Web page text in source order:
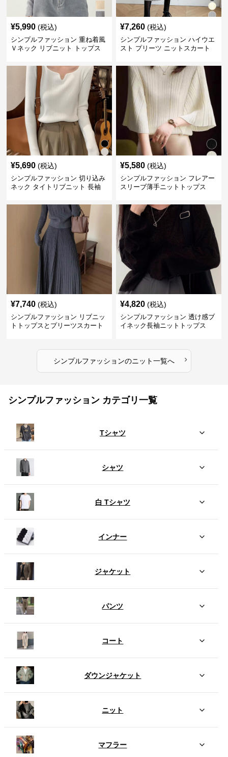
¥5,990 (税込)
シンプルファッション 重ね着風
Ｖネック リブニット トップス
¥7,260 (税込)
シンプルファッション ハイウエ
スト プリーツ ニットスカート
¥5,690 (税込)
シンプルファッション 切り込み
ネック タイトリブニット 長袖
¥5,580 (税込)
シンプルファッション フレアー
スリーブ薄手ニットトップス
¥7,740 (税込)
シンプルファッション リブニッ
トトップスとプリーツスカート
¥4,820 (税込)
シンプルファッション 透け感ブ
イネック長袖ニットトップス
シンプルファッションのニット一覧へ ›
シンプルファッション カテゴリ一覧
Tシャツ
シャツ
白 Tシャツ
インナー
ジャケット
パンツ
コート
ダウンジャケット
ニット
マフラー